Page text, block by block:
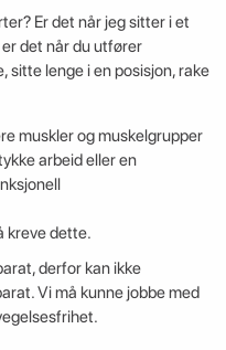
Er det når jeg sitter i et
det når du utfører
sitte lenge i en posisjon, rake
muskler og muskelgrupper
arbeid eller en
kreve dette.
derfor kan ikke
Vi må kunne jobbe med